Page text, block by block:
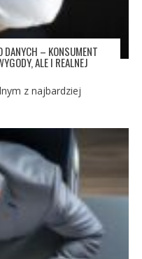
DANYCH – KONSUMENT
ALE I REALNEJ
z najbardziej